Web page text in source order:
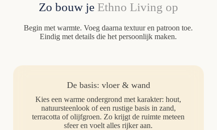
Zo bouw je Ethno Living op
Begin met warmte. Voeg daarna textuur en patroon toe.
Eindig met details die het persoonlijk maken.
De basis: vloer & wand
Kies een warme ondergrond met karakter: hout,
natuursteenlook of een rustige basis in zand,
terracotta of olijfgroen. Zo krijgt de ruimte meteen
sfeer en voelt alles rijker aan.